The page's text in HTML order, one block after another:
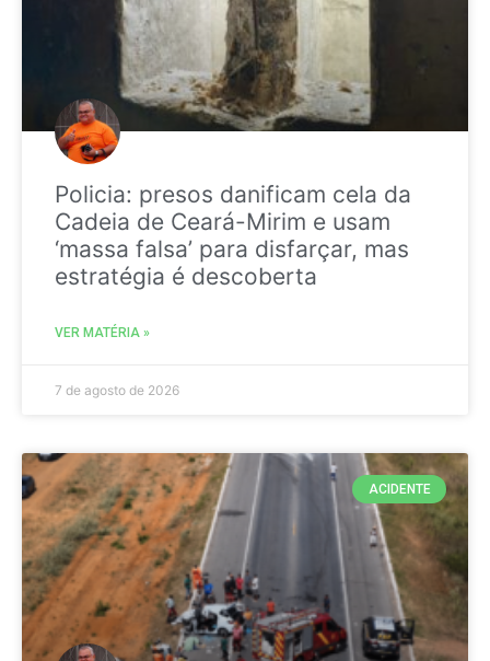
Policia: presos danificam cela da
Cadeia de Ceará-Mirim e usam
‘massa falsa’ para disfarçar, mas
estratégia é descoberta
VER MATÉRIA »
7 de agosto de 2026
ACIDENTE